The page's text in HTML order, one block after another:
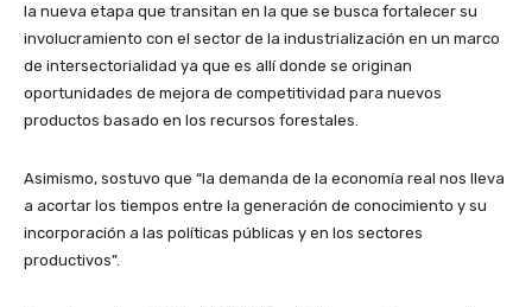
la nueva etapa que transitan en la que se busca fortalecer su
involucramiento con el sector de la industrialización en un marco
de intersectorialidad ya que es allí donde se originan
oportunidades de mejora de competitividad para nuevos
productos basado en los recursos forestales.
Asimismo, sostuvo que “la demanda de la economía real nos lleva
a acortar los tiempos entre la generación de conocimiento y su
incorporación a las políticas públicas y en los sectores
productivos”.